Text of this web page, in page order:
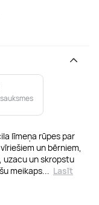
līmeņa rūpes par
un bērniem,
uzacu un skropstu
meikaps
Lasīt